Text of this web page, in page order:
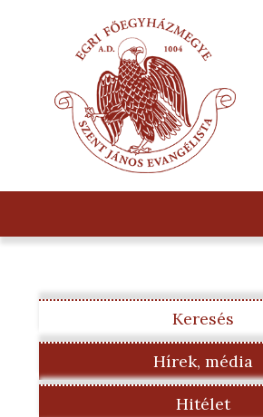
Keresés
Hírek, média
Hitélet